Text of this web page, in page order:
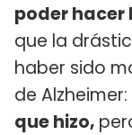
poder hacer
que la
haber sido
de Alzheimer:
que hizo,